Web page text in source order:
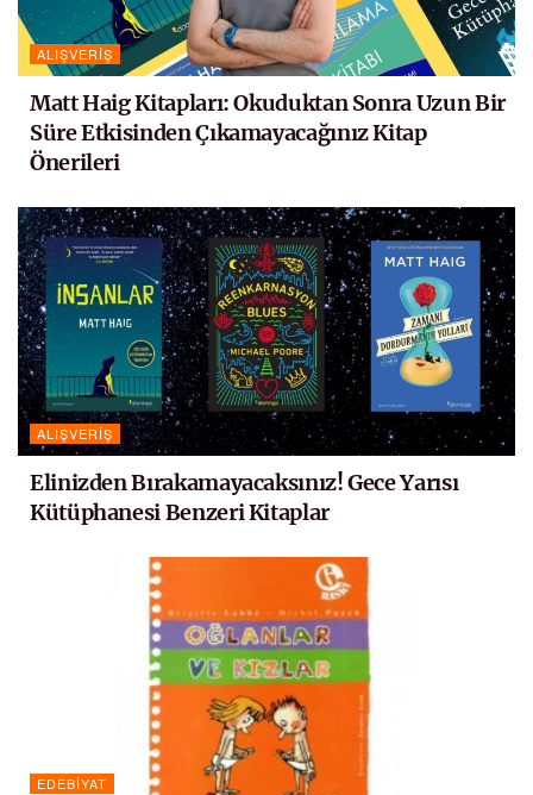
ALIŞVERIŞ
Matt Haig Kitapları: Okuduktan Sonra Uzun Bir
Süre Etkisinden Çıkamayacağınız Kitap
Önerileri
ALIŞVERIŞ
Elinizden Bırakamayacaksınız! Gece Yarısı
Kütüphanesi Benzeri Kitaplar
EDEBIYAT